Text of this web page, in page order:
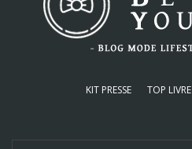
KIT PRESSE TOP LIVRE